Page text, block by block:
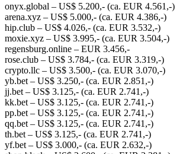
onyx.global – US$ 5.200,- (ca. EUR 4.561,-)
arena.xyz – US$ 5.000,- (ca. EUR 4.386,-)
hip.club – US$ 4.026,- (ca. EUR 3.532,-)
moxie.xyz – US$ 3.995,- (ca. EUR 3.504,-)
regensburg.online – EUR 3.456,-
rose.club – US$ 3.784,- (ca. EUR 3.319,-)
crypto.llc – US$ 3.500,- (ca. EUR 3.070,-)
yb.bet – US$ 3.250,- (ca. EUR 2.851,-)
jj.bet – US$ 3.125,- (ca. EUR 2.741,-)
kk.bet – US$ 3.125,- (ca. EUR 2.741,-)
pp.bet – US$ 3.125,- (ca. EUR 2.741,-)
qq.bet – US$ 3.125,- (ca. EUR 2.741,-)
th.bet – US$ 3.125,- (ca. EUR 2.741,-)
yf.bet – US$ 3.000,- (ca. EUR 2.632,-)